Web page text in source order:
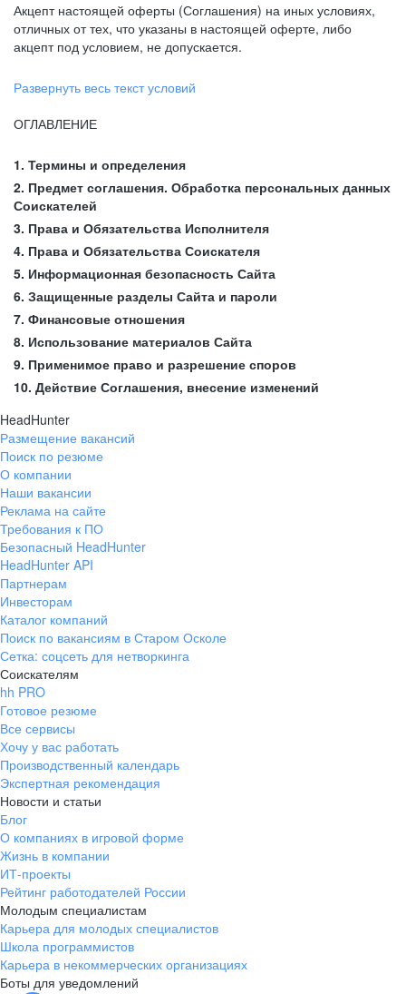
Акцепт настоящей оферты (Соглашения) на иных условиях,
отличных от тех, что указаны в настоящей оферте, либо
акцепт под условием, не допускается.
Развернуть весь текст условий
ОГЛАВЛЕНИЕ
1. Термины и определения
2. Предмет соглашения. Обработка персональных данных
Соискателей
3. Права и Обязательства Исполнителя
4. Права и Обязательства Соискателя
5. Информационная безопасность Сайта
6. Защищенные разделы Сайта и пароли
7. Финансовые отношения
8. Использование материалов Сайта
9. Применимое право и разрешение споров
10. Действие Соглашения, внесение изменений
HeadHunter
Размещение вакансий
Поиск по резюме
О компании
Наши вакансии
Реклама на сайте
Требования к ПО
Безопасный HeadHunter
HeadHunter API
Партнерам
Инвесторам
Каталог компаний
Поиск по вакансиям в Старом Осколе
Сетка: соцсеть для нетворкинга
Соискателям
hh PRO
Готовое резюме
Все сервисы
Хочу у вас работать
Производственный календарь
Экспертная рекомендация
Новости и статьи
Блог
О компаниях в игровой форме
Жизнь в компании
ИТ-проекты
Рейтинг работодателей России
Молодым специалистам
Карьера для молодых специалистов
Школа программистов
Карьера в некоммерческих организациях
Боты для уведомлений